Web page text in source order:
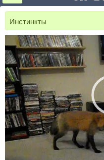
Инстинкты